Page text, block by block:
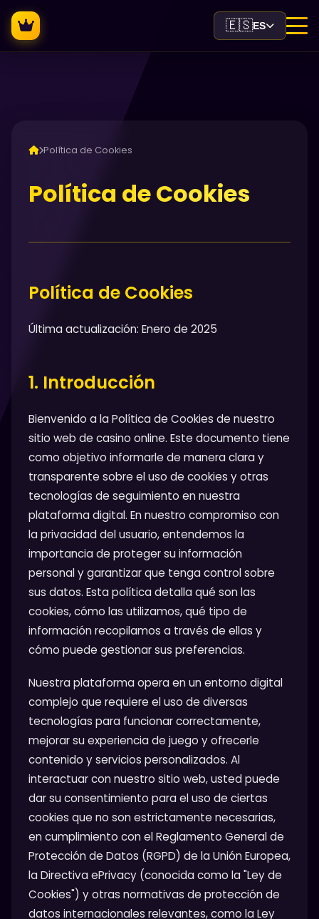
🇪🇸ES
Política de Cookies
Política de Cookies
Política de Cookies
Última actualización: Enero de 2025
1. Introducción
Bienvenido a la Política de Cookies de nuestro
sitio web de casino online. Este documento tiene
como objetivo informarle de manera clara y
transparente sobre el uso de cookies y otras
tecnologías de seguimiento en nuestra
plataforma digital. En nuestro compromiso con
la privacidad del usuario, entendemos la
importancia de proteger su información
personal y garantizar que tenga control sobre
sus datos. Esta política detalla qué son las
cookies, cómo las utilizamos, qué tipo de
información recopilamos a través de ellas y
cómo puede gestionar sus preferencias.
Nuestra plataforma opera en un entorno digital
complejo que requiere el uso de diversas
tecnologías para funcionar correctamente,
mejorar su experiencia de juego y ofrecerle
contenido y servicios personalizados. Al
interactuar con nuestro sitio web, usted puede
dar su consentimiento para el uso de ciertas
cookies que no son estrictamente necesarias,
en cumplimiento con el Reglamento General de
Protección de Datos (RGPD) de la Unión Europea,
la Directiva ePrivacy (conocida como la "Ley de
Cookies") y otras normativas de protección de
datos internacionales relevantes, como la Ley